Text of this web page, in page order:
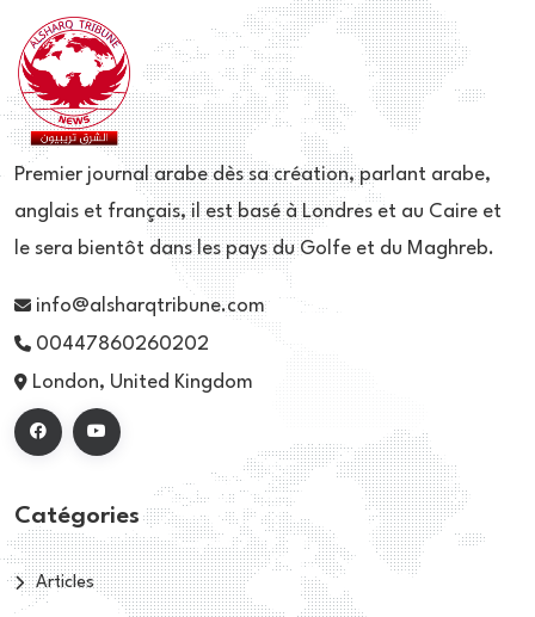
Premier journal arabe dès sa création, parlant arabe,
anglais et français, il est basé à Londres et au Caire et
le sera bientôt dans les pays du Golfe et du Maghreb.
info@alsharqtribune.com
00447860260202
London, United Kingdom
Catégories
Articles